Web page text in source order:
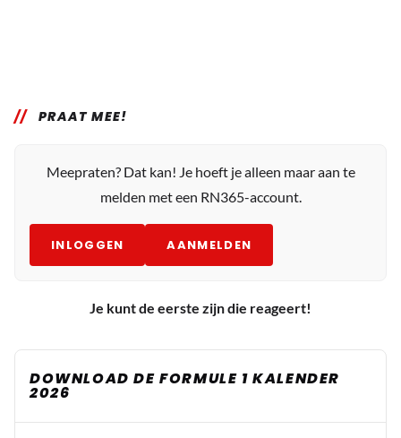
PRAAT MEE!
Meepraten? Dat kan! Je hoeft je alleen maar aan te
melden met een RN365-account.
INLOGGEN AANMELDEN
Je kunt de eerste zijn die reageert!
DOWNLOAD DE FORMULE 1 KALENDER
2026